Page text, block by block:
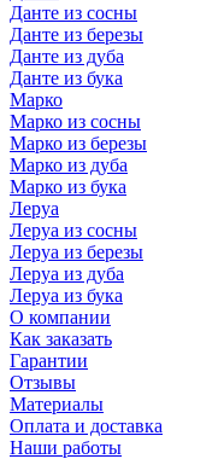
Данте из сосны
Данте из березы
Данте из дуба
Данте из бука
Марко
Марко из сосны
Марко из березы
Марко из дуба
Марко из бука
Леруа
Леруа из сосны
Леруа из березы
Леруа из дуба
Леруа из бука
О компании
Как заказать
Гарантии
Отзывы
Материалы
Оплата и доставка
Наши работы